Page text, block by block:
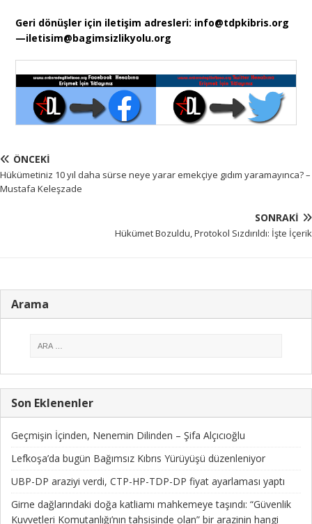
Geri dönüşler için iletişim adresleri: info@tdpkibris.org
—iletisim@bagimsizlikyolu.org
ÖNCEKI
Hükümetiniz 10 yıl daha sürse neye yarar emekçiye gıdım yaramayınca? –
Mustafa Keleşzade
SONRAKI
Hükümet Bozuldu, Protokol Sızdırıldı: İşte İçerik
Arama
Son Eklenenler
Geçmişin İçinden, Nenemin Dilinden – Şifa Alçıcıoğlu
Lefkoşa’da bugün Bağımsız Kıbrıs Yürüyüşü düzenleniyor
UBP-DP araziyi verdi, CTP-HP-TDP-DP fiyat ayarlaması yaptı
Girne dağlarındaki doğa katliamı mahkemeye taşındı: “Güvenlik
Kuvvetleri Komutanlığı’nın tahsisinde olan” bir arazinin hangi